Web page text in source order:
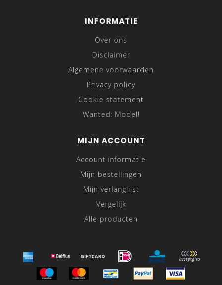
INFORMATIE
Over ons
Disclaimer
Algemene voorwaarden
Privacy policy
Cookie statement
Wanted: Model!
MIJN ACCOUNT
Account informatie
Mijn bestellingen
Mijn verlanglijst
Vergelijk
Alle producten